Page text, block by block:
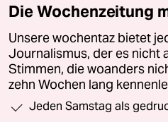
Die Wochenzeitung
Unsere wochentaz bietet
Journalismus, der es nicht
Stimmen, die woanders
zehn Wochen lang
Jeden Samstag als